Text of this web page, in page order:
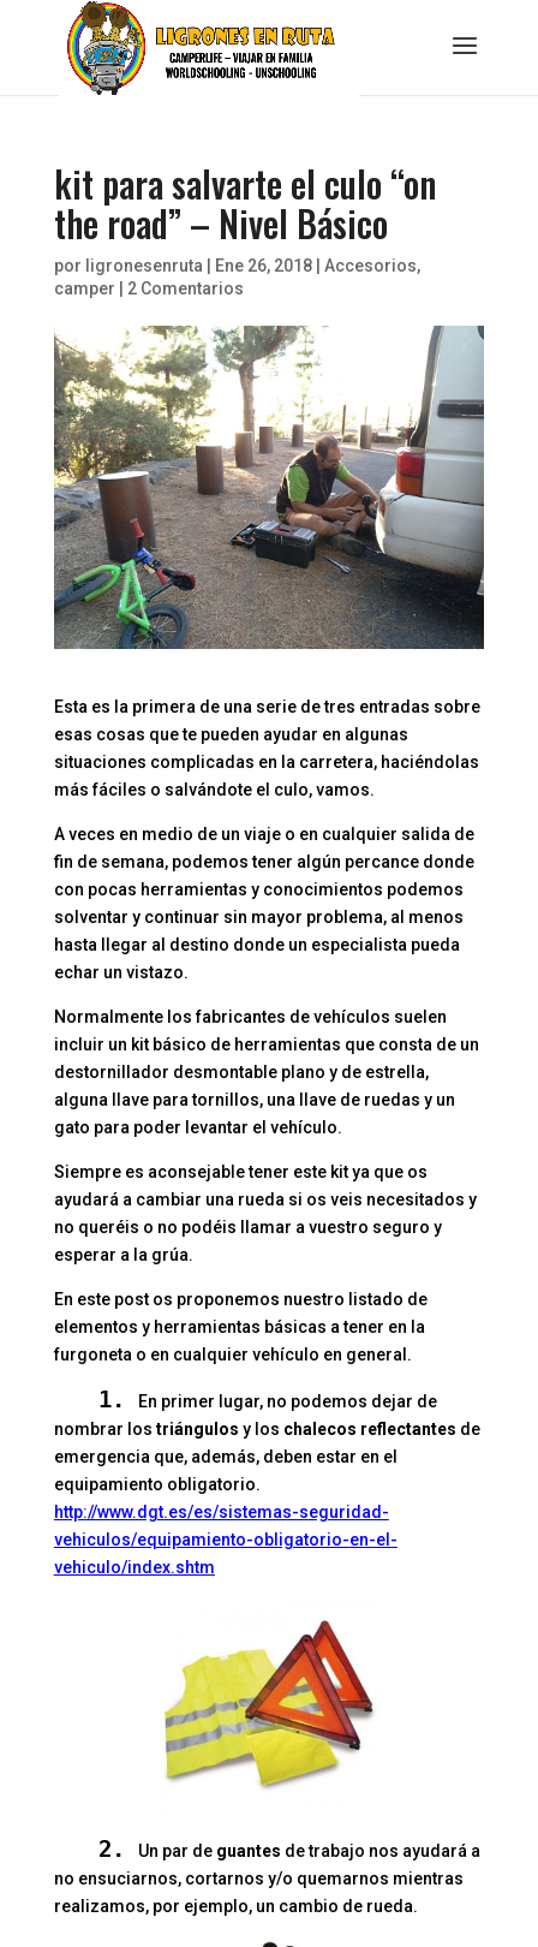
kit para salvarte el culo “on
the road” – Nivel Básico
por ligronesenruta Ene 26, 2018| Accesorios,
camper
2 Comentarios
Esta es la primera de una serie de tres entradas sobre
esas cosas que te pueden ayudar en algunas
situaciones complicadas en la carretera, haciéndolas
más fáciles o salvándote el culo, vamos.
A veces en medio de un viaje o en cualquier salida de
fin de semana, podemos tener algún percance donde
con pocas herramientas y conocimientos podemos
solventar y continuar sin mayor problema, al menos
hasta llegar al destino donde un especialista pueda
echar un vistazo.
Normalmente los fabricantes de vehículos suelen
incluir un kit básico de herramientas que consta de un
destornillador desmontable plano y de estrella,
alguna llave para tornillos, una llave de ruedas y un
gato para poder levantar el vehículo.
Siempre es aconsejable tener este kit ya que os
ayudará a cambiar una rueda si os veis necesitados y
no queréis o no podéis llamar a vuestro seguro y
esperar a la grúa.
En este post os proponemos nuestro listado de
elementos y herramientas básicas a tener en la
furgoneta o en cualquier vehículo en general.
1.
En primer lugar, no podemos dejar de
nombrar los triángulos y los chalecos reflectantes de
emergencia que, además, deben estar en el
equipamiento obligatorio.
http://www.dgt.es/es/sistemas-seguridad-
vehiculos/equipamiento-obligatorio-en-el-
vehiculo/index.shtm
2. Un par de guantes de trabajo nos ayudará a
no ensuciarnos, cortarnos y/o quemarnos mientras
realizamos, por ejemplo, un cambio de rueda.